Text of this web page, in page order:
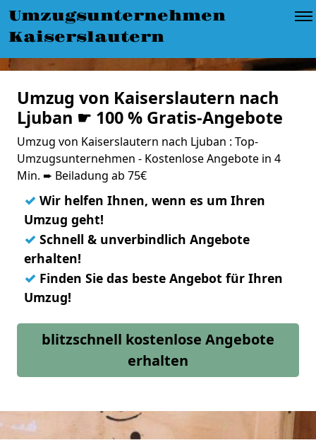
Umzugsunternehmen
Kaiserslautern
Umzug von Kaiserslautern nach
Ljuban ☛ 100 % Gratis-Angebote
Umzug von Kaiserslautern nach Ljuban : Top-
Umzugsunternehmen - Kostenlose Angebote in 4
Min. ➨ Beiladung ab 75€
✓ Wir helfen Ihnen, wenn es um Ihren
Umzug geht!
✓ Schnell & unverbindlich Angebote
erhalten!
✓ Finden Sie das beste Angebot für Ihren
Umzug!
blitzschnell kostenlose Angebote
erhalten